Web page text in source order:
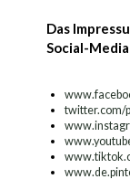
Das
Social-
twitter.com/